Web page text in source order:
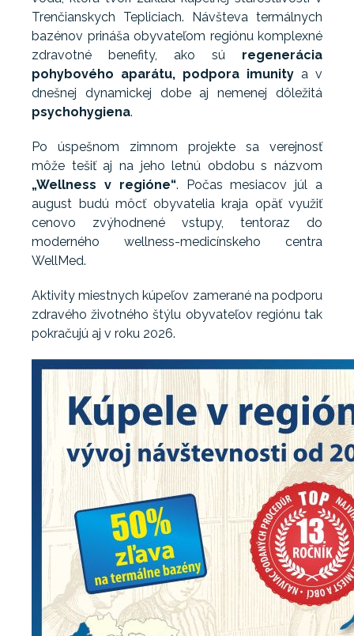
Trenčianskych Tepliciach. Návšteva termálnych
bazénov prináša obyvateľom regiónu komplexné
zdravotné benefity, ako sú regenerácia
pohybového aparátu, podpora imunity a v
dnešnej dynamickej dobe aj nemenej dôležitá
psychohygiena.
Po úspešnom zimnom projekte sa verejnosť
môže tešiť aj na jeho letnú obdobu s názvom
„Wellness v regióne“. Počas mesiacov júl a
august budú môcť obyvatelia kraja opäť využiť
cenovo zvýhodnené vstupy, tentoraz do
moderného wellness-medicínskeho centra
WellMed.
Aktivity miestnych kúpeľov zamerané na podporu
zdravého životného štýlu obyvateľov regiónu tak
pokračujú aj v roku 2026.